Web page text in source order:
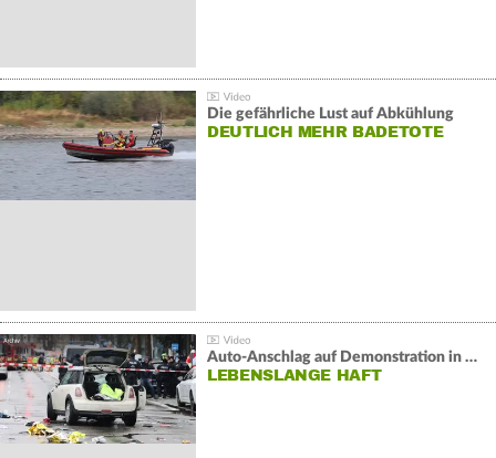
Die gefährliche Lust auf Abkühlung
DEUTLICH MEHR BADETOTE
Auto-Anschlag auf Demonstration in München:
LEBENSLANGE HAFT